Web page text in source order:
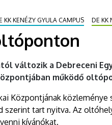
KK KENÉZY GYULA CAMPUS DE KK
változik a Debreceni
működő
Központjának
tart nyitva. Az
kívánókat.